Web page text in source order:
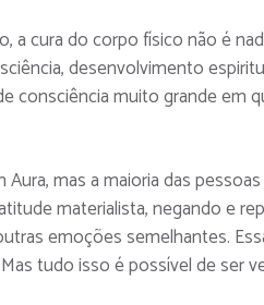
a cura do corpo físico não é
desenvolvimento
consciência muito grande em
mas a maioria das
materialista, negando e
emoções semelhantes.
tudo isso é possível de ser